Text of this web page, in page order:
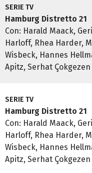
SERIE TV
Hamburg Distretto 21
Con: Harald Maack,
Harloff, Rhea Harder,
Wisbeck, Hannes
Apitz, Serhat Çokgezen
SERIE TV
Hamburg Distretto 21
Con: Harald Maack,
Harloff, Rhea Harder,
Wisbeck, Hannes
Apitz, Serhat Çokgezen